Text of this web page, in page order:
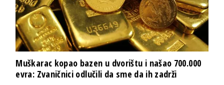
Muškarac kopao bazen u dvorištu i našao 700.000
evra: Zvaničnici odlučili da sme da ih zadrži